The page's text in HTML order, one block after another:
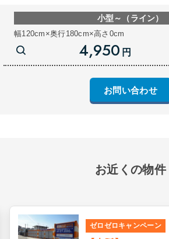
小型～（ライン）
幅120cm×奥行180cm×高さ0cm
4,950 円
お問い合わせ
お近くの物件
ゼロゼロキャンペーン